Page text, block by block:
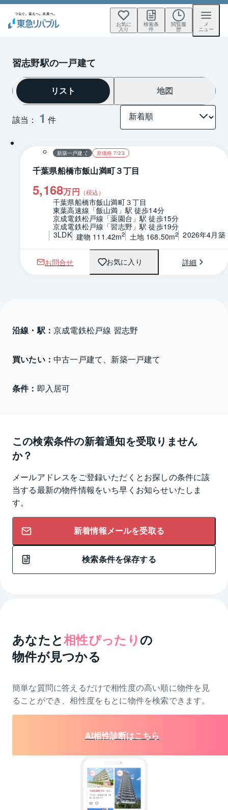
お気に
入り
検索条
件
閲覧履
歴
メ
ニュー
習志野駅の一戸建て
該当： 1 件
リスト 地図
1 / 0 間取り
新築一戸建て 新価格 7/23
千葉県船橋市飯山満町３丁目
5,168万円 （税込）
千葉県船橋市飯山満町３丁目
東葉高速線「飯山満」駅 徒歩14分
京成電鉄松戸線「薬園台」駅 徒歩15分
京成電鉄松戸線「習志野」駅 徒歩19分
3LDK 建物 111.42m2 土地 168.50m2 2026年4月築
お問合せ お気に入り 詳細
沿線・駅： 京成電鉄松戸線 習志野
買いたい： 中古一戸建て、新築一戸建て
条件： 即入居可
この検索条件の新着通知を受取りません
か？
メールアドレスをご登録いただくとお探しの条件に該
当する最新の物件情報をいち早くお知らせいたしま
す。
新着情報メールを受取る
検索条件を保存する
あなたと相性ぴったり の
物件が見つかる
簡単な質問に答えるだけで相性度の高い順に物件を 見
ることができ、相性度をもとに物件を検索できます。
AI相性診断はこちら